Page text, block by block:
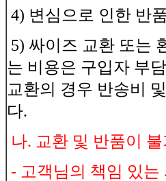
4) 변심으로 인한 반
5) 싸이즈 교환 또는
는 비용은 구입자 부
교환의 경우 반송비
다.
나. 교환 및 반품이
- 고객님의 책임 있